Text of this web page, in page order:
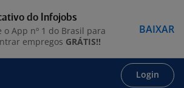
Login
do Infojobs
o App nº 1 do Brasil para
empregos GRÁTIS!!
BAIXAR